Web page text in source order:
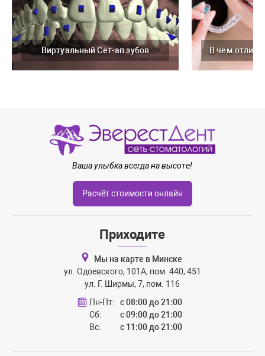
Виртуальный Сет-ап зубов
Ваша улыбка всегда на высоте!
Расчёт стоимости онлайн
Приходите
Мы на карте в Минске
ул. Одоевского, 101А, пом. 440, 451
ул. Г. Ширмы, 7, пом. 116
Пн-Пт:
с 08:00 до 21:00
Сб:
с 09:00 до 21:00
Вс:
с 11:00 до 21:00